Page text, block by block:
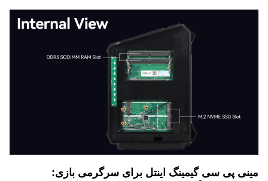
مینی پی سی گیمینگ اینتل برای سرگرمی بازی: